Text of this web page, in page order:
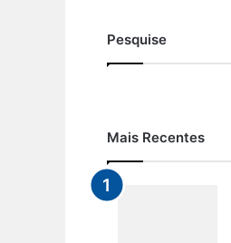
Pesquise
Mais Recentes